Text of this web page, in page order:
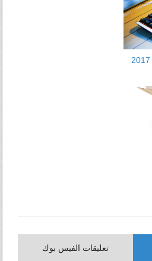
تعليقات الفيس بوك